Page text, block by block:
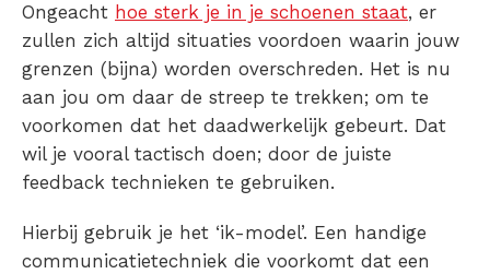
Ongeacht hoe sterk je in je schoenen staat, er
zullen zich altijd situaties voordoen waarin jouw
grenzen (bijna) worden overschreden. Het is nu
aan jou om daar de streep te trekken; om te
voorkomen dat het daadwerkelijk gebeurt. Dat
wil je vooral tactisch doen; door de juiste
feedback technieken te gebruiken.
Hierbij gebruik je het ‘ik-model’. Een handige
communicatietechniek die voorkomt dat een